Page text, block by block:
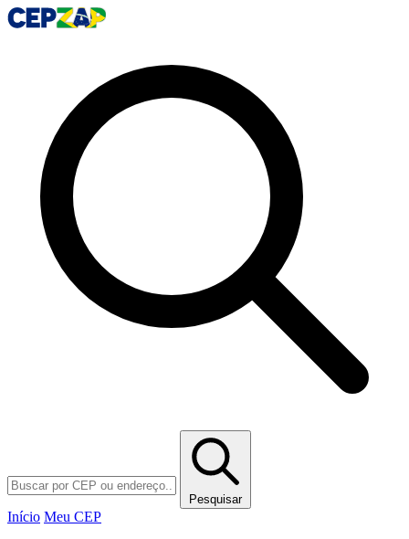
Pesquisar
Início Meu CEP